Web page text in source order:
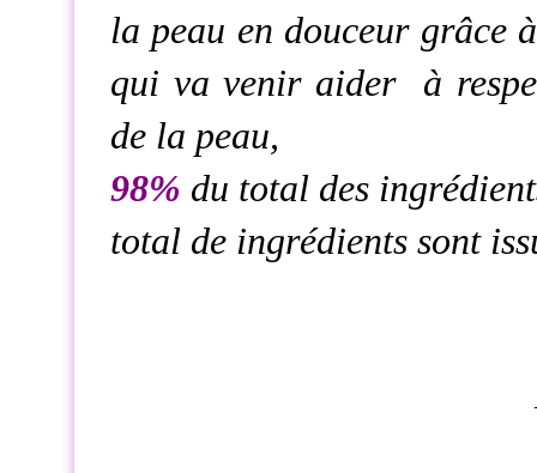
la peau en douceur grâce
qui va venir aider à
de la peau,
98% du total des
total de ingrédients sont